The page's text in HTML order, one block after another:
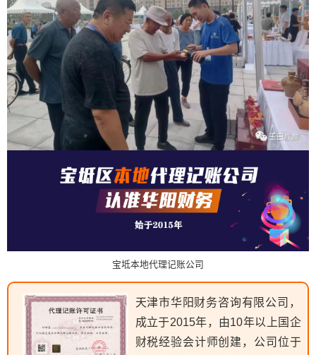
宝坻本地代理记账公司
天津市华阳财务咨询有限公司，
成立于2015年，由10年以上国企
财税经验会计师创建，公司位于